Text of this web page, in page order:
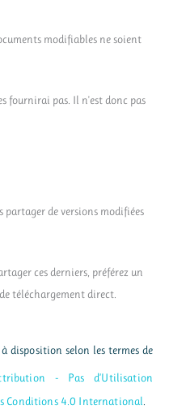
modifiables ne soient
fournirai pas. Il n'est donc pas
partager de versions modifiées
ces derniers, préférez un
téléchargement direct.
disposition selon les termes de
- Pas d’Utilisation
Conditions 4.0 International